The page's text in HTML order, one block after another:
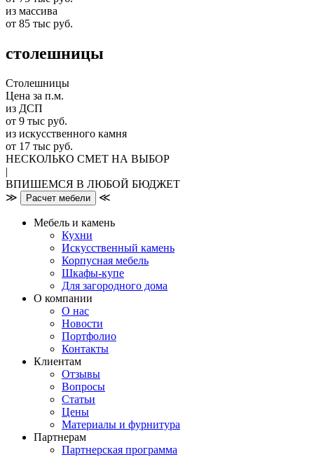
из массива
от 85 тыс руб.
столешницы
Столешницы
Цена за п.м.
из ДСП
от 9 тыс руб.
из искусственного камня
от 17 тыс руб.
НЕСКОЛЬКО СМЕТ НА ВЫБОР
|
ВПИШЕМСЯ В ЛЮБОЙ БЮДЖЕТ
≫
Расчет мебели ≪
Мебель и камень
Кухни
Искусственный камень
Корпусная мебель
Шкафы-купе
Для загородного дома
О компании
О нас
Новости
Портфолио
Контакты
Клиентам
Отзывы
Вопросы
Статьи
Цены
Материалы и фурнитура
Партнерам
Партнерская программа